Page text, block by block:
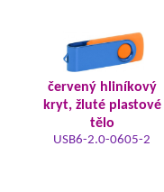
červený hliníkový
kryt, žluté plastové
tělo
USB6-2.0-0605-2